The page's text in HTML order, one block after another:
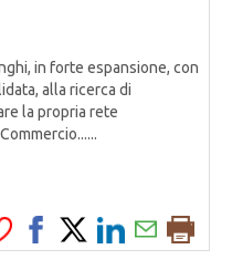
in forte espansione, con
alla ricerca di
la propria rete